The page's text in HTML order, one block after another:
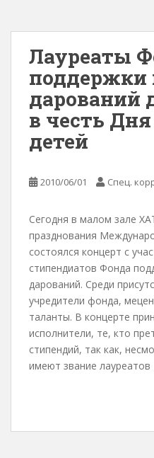
Лауреаты
дарований
в честь
детей
2010/06/01 Спец.
Сегодня в малом зале
празднования
состоялся концерт с
стипендиатов Фонда
дарований. Среди
учредители фонда,
таланты. В концерте
исполнители, те, кто
стипендий, так как,
имеют звание